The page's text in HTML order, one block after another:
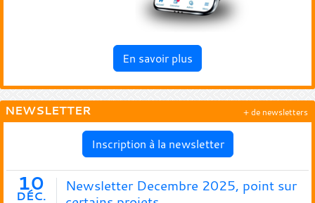
En savoir plus
NEWSLETTER
Inscription à la newsletter
10
DÉC.
Newsletter Decembre 2025, point sur
+ de newsletters